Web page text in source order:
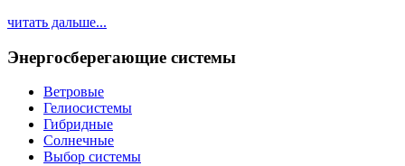
читать дальше...
Энергосберегающие системы
Ветровые
Гелиосистемы
Гибридные
Солнечные
Выбор системы